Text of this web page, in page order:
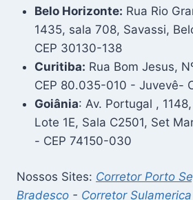
Belo Horizonte: Rua Rio
1435, sala 708, Savassi,
CEP 30130-138
Curitiba: Rua Bom Jesus,
CEP 80.035-010 - Juvevê-
Goiânia: Av. Portugal ,
Lote 1E, Sala C2501, Set
- CEP 74150-030
Nossos Sites: Corretor Porto
Bradesco - Corretor Sulamerica